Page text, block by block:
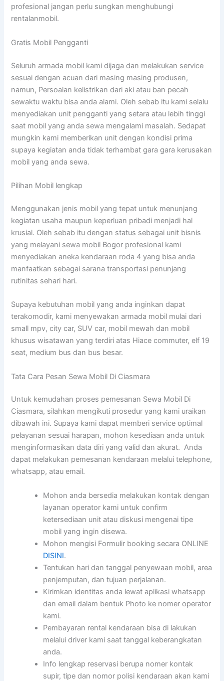
profesional jangan perlu sungkan menghubungi
rentalanmobil.
Gratis Mobil Pengganti
Seluruh armada mobil kami dijaga dan melakukan service
sesuai dengan acuan dari masing masing produsen,
namun, Persoalan kelistrikan dari aki atau ban pecah
sewaktu waktu bisa anda alami. Oleh sebab itu kami selalu
menyediakan unit pengganti yang setara atau lebih tinggi
saat mobil yang anda sewa mengalami masalah. Sedapat
mungkin kami memberikan unit dengan kondisi prima
supaya kegiatan anda tidak terhambat gara gara kerusakan
mobil yang anda sewa.
Pilihan Mobil lengkap
Menggunakan jenis mobil yang tepat untuk menunjang
kegiatan usaha maupun keperluan pribadi menjadi hal
krusial. Oleh sebab itu dengan status sebagai unit bisnis
yang melayani sewa mobil Bogor profesional kami
menyediakan aneka kendaraan roda 4 yang bisa anda
manfaatkan sebagai sarana transportasi penunjang
rutinitas sehari hari.
Supaya kebutuhan mobil yang anda inginkan dapat
terakomodir, kami menyewakan armada mobil mulai dari
small mpv, city car, SUV car, mobil mewah dan mobil
khusus wisatawan yang terdiri atas Hiace commuter, elf 19
seat, medium bus dan bus besar.
Tata Cara Pesan Sewa Mobil Di Ciasmara
Untuk kemudahan proses pemesanan Sewa Mobil Di
Ciasmara, silahkan mengikuti prosedur yang kami uraikan
dibawah ini. Supaya kami dapat memberi service optimal
pelayanan sesuai harapan, mohon kesediaan anda untuk
menginformasikan data diri yang valid dan akurat. Anda
dapat melakukan pemesanan kendaraan melalui telephone,
whatsapp, atau email.
Mohon anda bersedia melakukan kontak dengan
layanan operator kami untuk confirm
ketersediaan unit atau diskusi mengenai tipe
mobil yang ingin disewa.
Mohon mengisi Formulir booking secara ONLINE
DISINI.
Tentukan hari dan tanggal penyewaan mobil, area
penjemputan, dan tujuan perjalanan.
Kirimkan identitas anda lewat aplikasi whatsapp
dan email dalam bentuk Photo ke nomer operator
kami.
Pembayaran rental kendaraan bisa di lakukan
melalui driver kami saat tanggal keberangkatan
anda.
Info lengkap reservasi berupa nomer kontak
supir, tipe dan nomor polisi kendaraan akan kami